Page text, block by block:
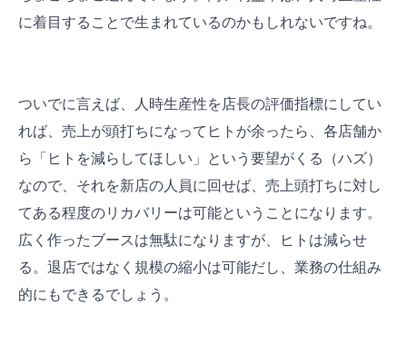
に着目することで生まれているのかもしれないですね。
ついでに言えば、人時生産性を店長の評価指標にしてい
れば、売上が頭打ちになってヒトが余ったら、各店舗か
ら「ヒトを減らしてほしい」という要望がくる（ハズ）
なので、それを新店の人員に回せば、売上頭打ちに対し
てある程度のリカバリーは可能ということになります。
広く作ったブースは無駄になりますが、ヒトは減らせ
る。退店ではなく規模の縮小は可能だし、業務の仕組み
的にもできるでしょう。